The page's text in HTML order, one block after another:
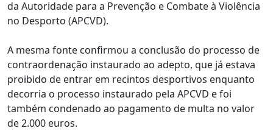
da Autoridade para a Prevenção e Combate à Violência
no Desporto (APCVD).
A mesma fonte confirmou a conclusão do processo de
contraordenação instaurado ao adepto, que já estava
proibido de entrar em recintos desportivos enquanto
decorria o processo instaurado pela APCVD e foi
também condenado ao pagamento de multa no valor
de 2.000 euros.